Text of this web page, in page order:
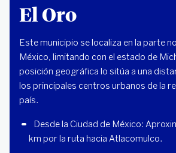
El Oro
Este municipio se localiza en la parte
México, limitando con el estado de
posición geográfica lo sitúa a una
los principales centros urbanos de la
país.
Desde la Ciudad de México:
km por la ruta hacia Atlacomulco.